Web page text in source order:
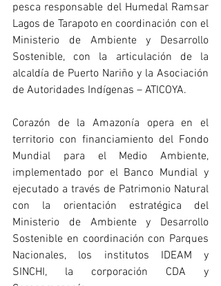
pesca responsable del Humedal Ramsar
Lagos de Tarapoto en coordinación con el
Ministerio de Ambiente y Desarrollo
Sostenible, con la articulación de la
alcaldía de Puerto Nariño y la Asociación
de Autoridades Indígenas – ATICOYA.
Corazón de la Amazonía opera en el
territorio con financiamiento del Fondo
Mundial para el Medio Ambiente,
implementado por el Banco Mundial y
ejecutado a través de Patrimonio Natural
con la orientación estratégica del
Ministerio de Ambiente y Desarrollo
Sostenible en coordinación con Parques
Nacionales, los institutos IDEAM y
SINCHI, la corporación CDA y